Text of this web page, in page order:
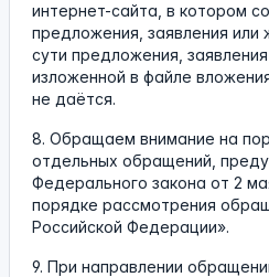
интернет-сайта, в котором
предложения, заявления или
сути предложения,
изложенной в файле
не даётся.
8. Обращаем внимание на
отдельных обращений,
Федерального закона от 2
порядке рассмотрения
Российской Федерации».
9. При направлении